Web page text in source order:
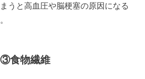
うと高血圧や脳梗塞の原因になる
③食物繊維